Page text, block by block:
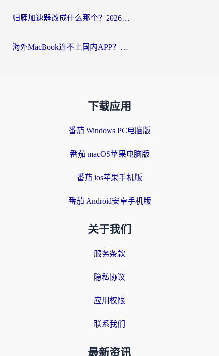
归雁加速器改成什么那个？2026海外党回国加速全攻略：告别地区限制，轻松刷剧玩游戏
海外MacBook连不上国内APP？选对回国VPN，告别地区限制的烦恼
下载应用
番茄 Windows PC电脑版
番茄 macOS苹果电脑版
番茄 ios苹果手机版
番茄 Android安卓手机版
关于我们
服务条款
隐私协议
应用权限
联系我们
最新资讯